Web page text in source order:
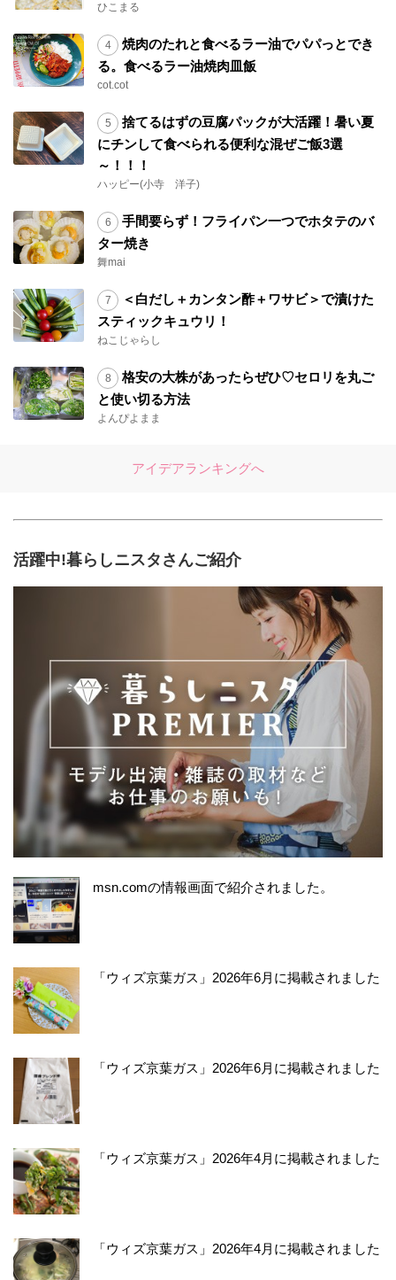
ひこまる
焼肉のたれと食べるラー油でパパっとでき
る。食べるラー油焼肉皿飯
cot.cot
捨てるはずの豆腐パックが大活躍！暑い夏
にチンして食べられる便利な混ぜご飯3選
～！！！
ハッピー(小寺 洋子)
手間要らず！フライパン一つでホタテのバ
ター焼き
舞mai
＜白だし＋カンタン酢＋ワサビ＞で漬けた
スティックキュウリ！
ねこじゃらし
格安の大株があったらぜひ♡セロリを丸ご
と使い切る方法
よんぴよまま
アイデアランキングへ
活躍中!暮らしニスタさんご紹介
msn.comの情報画面で紹介されました。
「ウィズ京葉ガス」2026年6月に掲載されました
「ウィズ京葉ガス」2026年6月に掲載されました
「ウィズ京葉ガス」2026年4月に掲載されました
「ウィズ京葉ガス」2026年4月に掲載されました